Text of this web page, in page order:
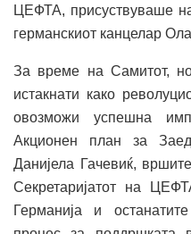
ЦЕФТА, присуствуваше
германскиот канцелар
За време на Самитот,
истакнати како
овозможи успешна
Акционен план за
Данијела Гачевиќ,
Секретаријатот на
Германија и